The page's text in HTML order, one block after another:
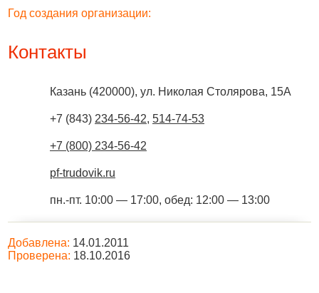
Год создания организации:
Контакты
Казань (420000), ул. Николая Столярова, 15А
+7 (843) 234-56-42, 514-74-53
+7 (800) 234-56-42
pf-trudovik.ru
пн.-пт. 10:00 — 17:00, обед: 12:00 — 13:00
Добавлена: 14.01.2011
Проверена: 18.10.2016